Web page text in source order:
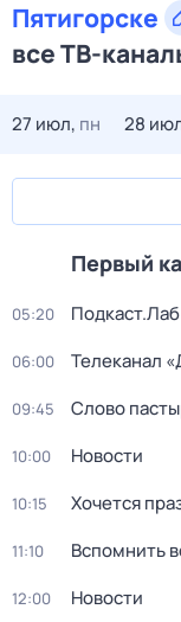
Пятигорске
все ТВ-
27 июл, пн 28
Первый
05:20 Подкаст.Лаб
06:00 Телеканал
09:45 Слово
10:00 Новости
10:15 Хочется
11:10 Вспомнить
12:00 Новости